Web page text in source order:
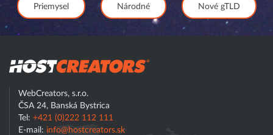
Priemysel Národné Nové gTLD
WebCreators, s.r.o.
ČSA 24, Banská Bystrica
Tel: +421 (0)222 112 111
E-mail: info@hostcreators.sk